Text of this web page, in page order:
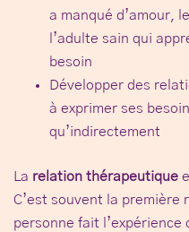
a manqué d’amour,
l’adulte sain qui
besoin
Développer des
à exprimer ses
qu’indirectement
La relation thérapeutique
C’est souvent la première
personne fait l’expérience